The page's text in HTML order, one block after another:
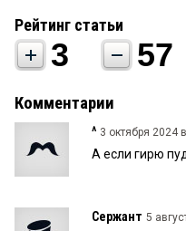
Рейтинг статьи
3 57
Комментарии
^ 3 октября 2024
А если гирю
Сержант 5